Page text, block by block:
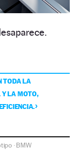
TODA LA
Y LA MOTO,
·BMW